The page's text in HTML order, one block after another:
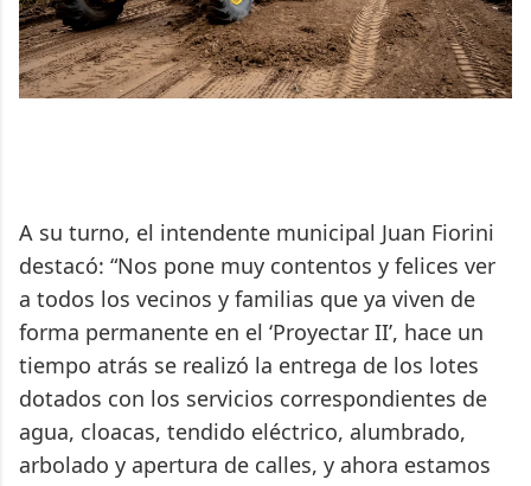
A su turno, el intendente municipal Juan Fiorini
destacó: “Nos pone muy contentos y felices ver
a todos los vecinos y familias que ya viven de
forma permanente en el ‘Proyectar II’, hace un
tiempo atrás se realizó la entrega de los lotes
dotados con los servicios correspondientes de
agua, cloacas, tendido eléctrico, alumbrado,
arbolado y apertura de calles, y ahora estamos